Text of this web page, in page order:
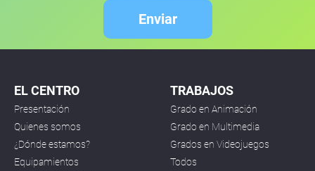
Enviar
EL CENTRO
Presentación
Quienes somos
¿Dónde estamos?
Equipamientos
TRABAJOS
Grado en Animación
Grado en Multimedia
Grados en Videojuegos
Todos